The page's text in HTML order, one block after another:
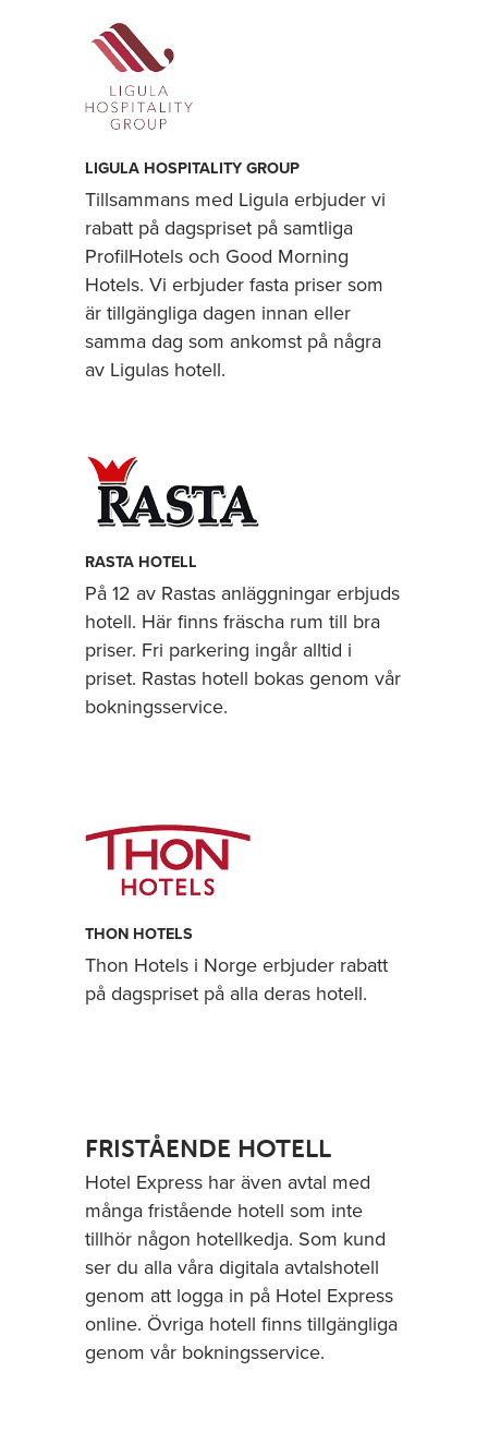
LIGULA HOSPITALITY GROUP
Tillsammans med Ligula erbjuder vi
rabatt på dagspriset på samtliga
ProfilHotels och Good Morning
Hotels. Vi erbjuder fasta priser som
är tillgängliga dagen innan eller
samma dag som ankomst på några
av Ligulas hotell.
RASTA HOTELL
På 12 av Rastas anläggningar erbjuds
hotell. Här finns fräscha rum till bra
priser. Fri parkering ingår alltid i
priset. Rastas hotell bokas genom vår
bokningsservice.
THON HOTELS
Thon Hotels i Norge erbjuder rabatt
på dagspriset på alla deras hotell.
FRISTÅENDE HOTELL
Hotel Express har även avtal med
många fristående hotell som inte
tillhör någon hotellkedja. Som kund
ser du alla våra digitala avtalshotell
genom att logga in på Hotel Express
online. Övriga hotell finns tillgängliga
genom vår bokningsservice.